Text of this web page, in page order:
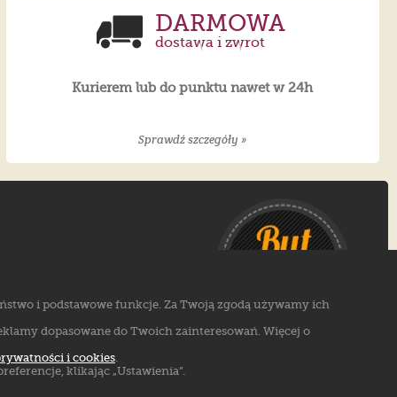
DARMOWA
dostawa i zwrot
Kurierem lub do punktu nawet w 24h
Sprawdź szczegóły »
i podstawowe funkcje. Za Twoją zgodą używamy ich
dopasowane do Twoich zainteresowań. Więcej o
i cookies.
klikając „Ustawienia”.